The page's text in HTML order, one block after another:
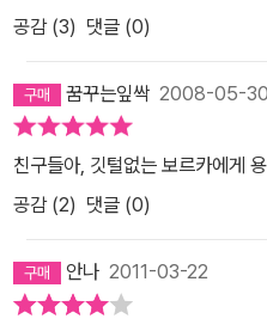
공감 (3) 댓글 (0)
꿈꾸는잎싹 2008-05-30
친구들아, 깃털없는 보르카에게
공감 (2) 댓글 (0)
안나 2011-03-22